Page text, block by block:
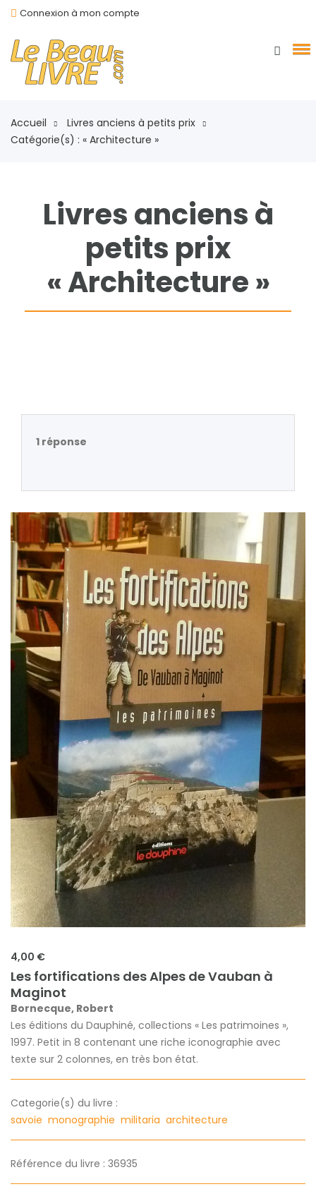
Connexion à mon compte
Accueil
Livres anciens à petits prix
Catégorie(s) : « Architecture »
Livres anciens à
petits prix
« Architecture »
1 réponse
4,00 €
Les fortifications des Alpes de Vauban à
Maginot
Bornecque, Robert
Les éditions du Dauphiné, collections « Les patrimoines »,
1997. Petit in 8 contenant une riche iconographie avec
texte sur 2 colonnes, en très bon état.
Categorie(s) du livre :
savoie monographie militaria architecture
Référence du livre : 36935